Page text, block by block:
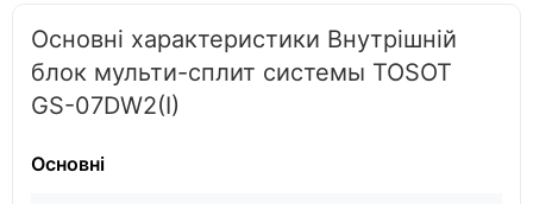
Основні характеристики Внутрішній
блок мульти-сплит системы TOSOT
GS-07DW2(I)
Основні